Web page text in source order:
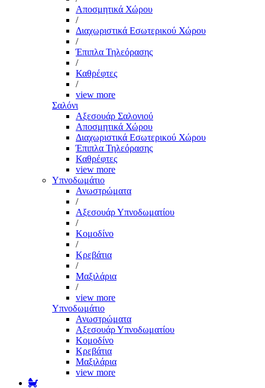
Αποσμητικά Χώρου
/
Διαχωριστικά Εσωτερικού Χώρου
/
Έπιπλα Τηλεόρασης
/
Καθρέφτες
/
view more
Σαλόνι
Αξεσουάρ Σαλονιού
Αποσμητικά Χώρου
Διαχωριστικά Εσωτερικού Χώρου
Έπιπλα Τηλεόρασης
Καθρέφτες
view more
Υπνοδωμάτιο
Ανωστρώματα
/
Αξεσουάρ Υπνοδωματίου
/
Κομοδίνο
/
Κρεβάτια
/
Μαξιλάρια
/
view more
Υπνοδωμάτιο
Ανωστρώματα
Αξεσουάρ Υπνοδωματίου
Κομοδίνο
Κρεβάτια
Μαξιλάρια
view more